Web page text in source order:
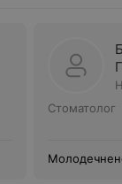
Стоматолог